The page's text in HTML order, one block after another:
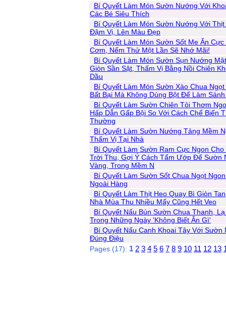
Bí Quyết Làm Món Sườn Nướng Với
Các Bé Siêu Thích
Bí Quyết Làm Món Sườn Nướng Với Thịt
Đậm Vị, Lên Màu Đẹp
Bí Quyết Làm Món Sườn Sốt Me Ăn Cực
Cơm, Nếm Thử Một Lần Sẽ Nhớ Mãi!
Bí Quyết Làm Món Sườn Sụn Nướng
Giòn Sần Sật, Thấm Vị Bằng Nồi Chiên
Dầu
Bí Quyết Làm Món Sườn Xào Chua Ngọt
Bất Bại Mà Không Dùng Bột Để Làm
Bí Quyết Làm Sườn Chiên Tỏi Thơm
Hấp Dẫn Gấp Bội So Với Cách Chế Biến
Thường
Bí Quyết Làm Sườn Nướng Tảng Mềm
Thấm Vị Tại Nhà
Bí Quyết Làm Sườn Ram Cực Ngon Cho
Trời Thu, Gợi Ý Cách Tẩm Ướp Để Sườn
Vàng, Trong Mềm N
Bí Quyết Làm Sườn Sốt Chua Ngọt
Ngoài Hàng
Bí Quyết Làm Thịt Heo Quay Bì Giòn
Nhà Mùa Thu Nhiều Mấy Cũng Hết Veo
Bí Quyết Nấu Bún Sườn Chua Thanh,
Trong Những Ngày 'Không Biết Ăn Gì'
Bí Quyết Nấu Canh Khoai Tây Với Sườn
Đúng Điệu
Pages (17): 1 2 3 4 5 6 7 8 9 10 11 12 13